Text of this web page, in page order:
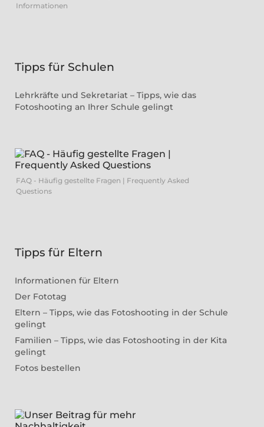
Informationen
Tipps für Schulen
Lehrkräfte und Sekretariat – Tipps, wie das
Fotoshooting an Ihrer Schule gelingt
FAQ - Häufig gestellte Fragen | Frequently Asked
Questions
Tipps für Eltern
Informationen für Eltern
Der Fototag
Eltern – Tipps, wie das Fotoshooting in der Schule
gelingt
Familien – Tipps, wie das Fotoshooting in der Kita
gelingt
Fotos bestellen